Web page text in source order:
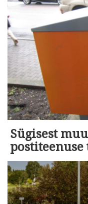
Sügisest